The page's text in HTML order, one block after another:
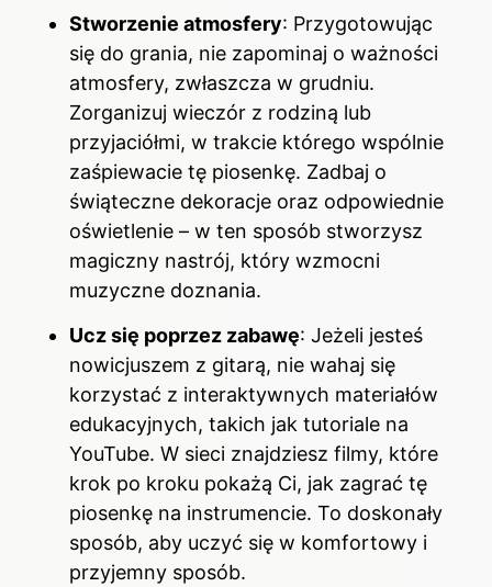
Stworzenie atmosfery: Przygotowując
się do grania, nie zapominaj o ważności
atmosfery, zwłaszcza w grudniu.
Zorganizuj wieczór z rodziną lub
przyjaciółmi, w trakcie którego wspólnie
zaśpiewacie tę piosenkę. Zadbaj o
świąteczne dekoracje oraz odpowiednie
oświetlenie – w ten sposób stworzysz
magiczny nastrój, który wzmocni
muzyczne doznania.
Ucz się poprzez zabawę: Jeżeli jesteś
nowicjuszem z gitarą, nie wahaj się
korzystać z interaktywnych materiałów
edukacyjnych, takich jak tutoriale na
YouTube. W sieci znajdziesz filmy, które
krok po kroku pokażą Ci, jak zagrać tę
piosenkę na instrumencie. To doskonały
sposób, aby uczyć się w komfortowy i
przyjemny sposób.